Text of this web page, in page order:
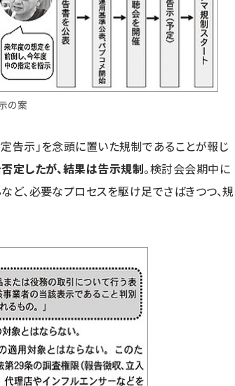
の案
告示」を念頭に置いた規制であることが報じ
定したが、結果は告示規制。検討会会期中に
ど、必要なプロセスを駆け足でさばきつつ、規